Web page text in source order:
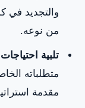
والتجديد في
من نوعه.
تلبية
متطلباته
مقدمة